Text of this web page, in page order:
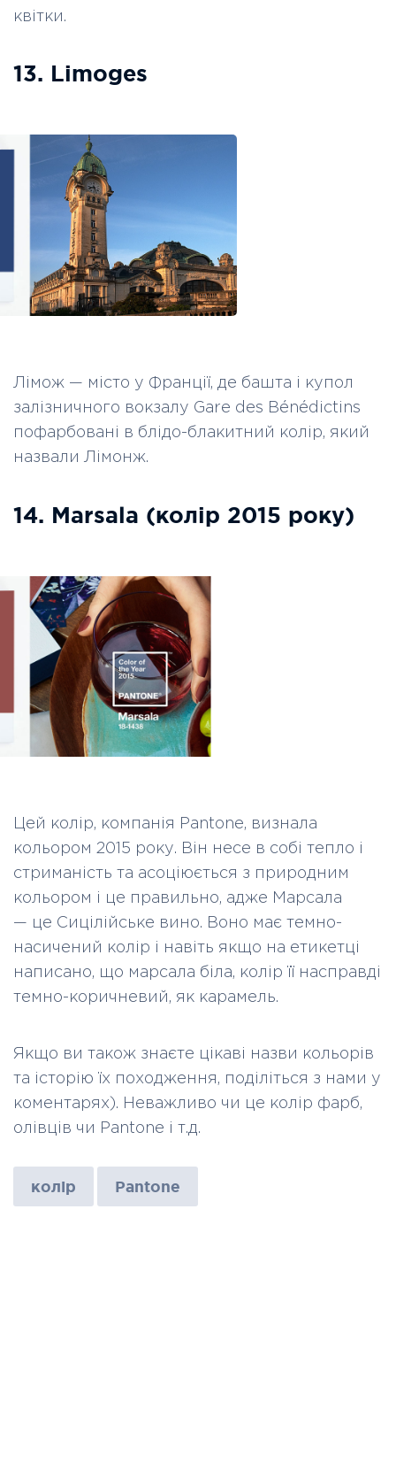
квітки.
13. Limoges
Лімож — місто у Франції, де башта і купол
залізничного вокзалу Gare des Bénédictins
пофарбовані в блідо-блакитний колір, який
назвали Лімонж.
14. Marsala (колір 2015 року)
Цей колір, компанія Pantone, визнала
кольором 2015 року. Він несе в собі тепло і
стриманість та асоціюється з природним
кольором і це правильно, адже Марсала
— це Сицілійське вино. Воно має темно-
насичений колір і навіть якщо на етикетці
написано, що марсала біла, колір її насправді
темно-коричневий, як карамель.
Якщо ви також знаєте цікаві назви кольорів
та історію їх походження, поділіться з нами у
коментарях). Неважливо чи це колір фарб,
олівців чи Pantone і т.д.
колір Pantone